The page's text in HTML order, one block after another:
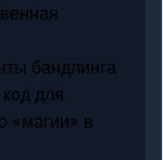
бандлинга
для
«магии» в